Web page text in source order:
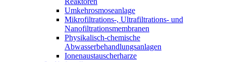
Umkehrosmoseanlage
Mikrofiltrations-, Ultrafiltrations- und
Nanofiltrationsmembranen
Physikalisch-chemische
Abwasserbehandlungsanlagen
Ionenaustauscherharze